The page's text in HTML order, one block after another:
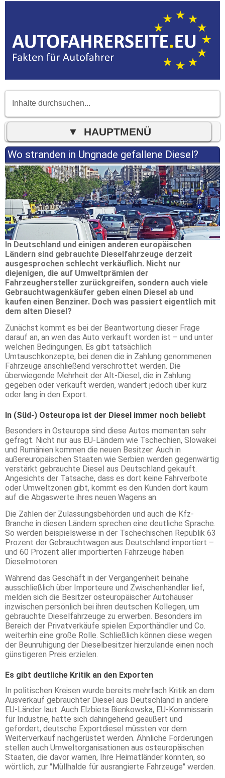
Wo stranden in Ungnade gefallene Diesel?
In Deutschland und einigen anderen europäischen
Ländern sind gebrauchte Dieselfahrzeuge derzeit
ausgesprochen schlecht verkäuflich. Nicht nur
diejenigen, die auf Umweltprämien der
Fahrzeughersteller zurückgreifen, sondern auch viele
Gebrauchtwagenkäufer geben einen Diesel ab und
kaufen einen Benziner. Doch was passiert eigentlich mit
dem alten Diesel?
Zunächst kommt es bei der Beantwortung dieser Frage
darauf an, an wen das Auto verkauft worden ist – und unter
welchen Bedingungen. Es gibt tatsächlich
Umtauschkonzepte, bei denen die in Zahlung genommenen
Fahrzeuge anschließend verschrottet werden. Die
überwiegende Mehrheit der Alt-Diesel, die in Zahlung
gegeben oder verkauft werden, wandert jedoch über kurz
oder lang in den Export.
In (Süd-) Osteuropa ist der Diesel immer noch beliebt
Besonders in Osteuropa sind diese Autos momentan sehr
gefragt. Nicht nur aus EU-Ländern wie Tschechien, Slowakei
und Rumänien kommen die neuen Besitzer. Auch in
außereuropäischen Staaten wie Serbien werden gegenwärtig
verstärkt gebrauchte Diesel aus Deutschland gekauft.
Angesichts der Tatsache, dass es dort keine Fahrverbote
oder Umweltzonen gibt, kommt es den Kunden dort kaum
auf die Abgaswerte ihres neuen Wagens an.
Die Zahlen der Zulassungsbehörden und auch die Kfz-
Branche in diesen Ländern sprechen eine deutliche Sprache.
So werden beispielsweise in der Tschechischen Republik 63
Prozent der Gebrauchtwagen aus Deutschland importiert –
und 60 Prozent aller importierten Fahrzeuge haben
Dieselmotoren.
Während das Geschäft in der Vergangenheit beinahe
ausschließlich über Importeure und Zwischenhändler lief,
melden sich die Besitzer osteuropäischer Autohäuser
inzwischen persönlich bei ihren deutschen Kollegen, um
gebrauchte Dieselfahrzeuge zu erwerben. Besonders im
Bereich der Privatverkäufe spielen Exporthändler und Co.
weiterhin eine große Rolle. Schließlich können diese wegen
der Beunruhigung der Dieselbesitzer hierzulande einen noch
günstigeren Preis erzielen.
Es gibt deutliche Kritik an den Exporten
In politischen Kreisen wurde bereits mehrfach Kritik an dem
Ausverkauf gebrauchter Diesel aus Deutschland in andere
EU-Länder laut. Auch Elzbieta Bienkowska, EU-Kommissarin
für Industrie, hatte sich dahingehend geäußert und
gefordert, deutsche Exportdiesel müssten vor dem
Weiterverkauf nachgerüstet werden. Ähnliche Forderungen
stellen auch Umweltorganisationen aus osteuropäischen
Staaten, die davor warnen, Ihre Heimatländer könnten, so
wörtlich, zur "Müllhalde für ausrangierte Fahrzeuge" werden.